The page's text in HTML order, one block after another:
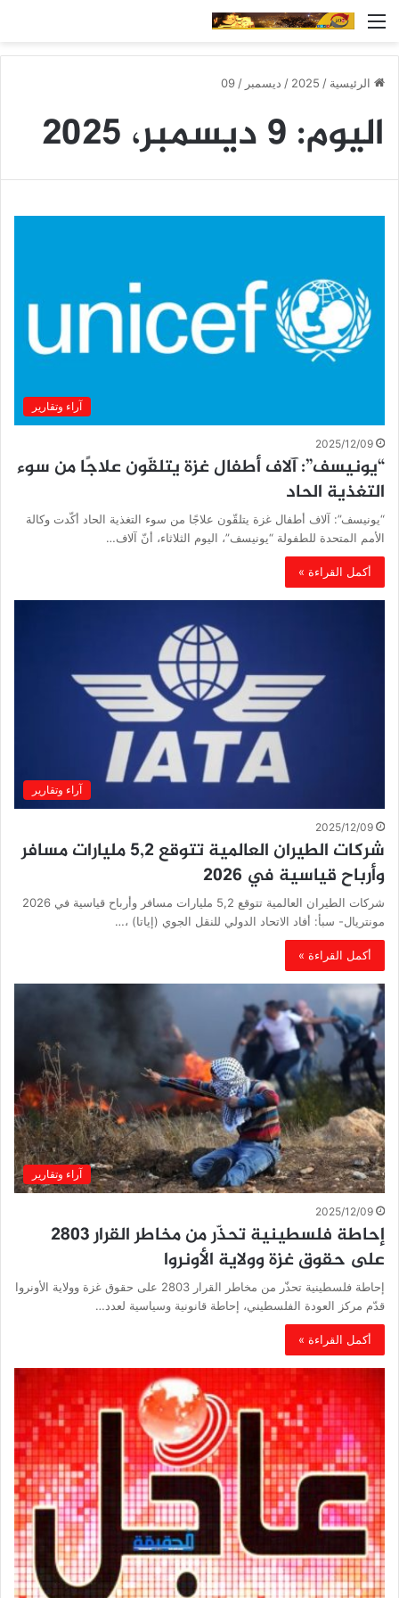
القائمة
الرئيسية /
2025
/ ديسمبر /
09
اليوم: 9 ديسمبر، 2025
آراء وتقارير
2025/12/09
“يونيسف”: آلاف أطفال غزة يتلقّون علاجًا من سوء
التغذية الحاد
“يونيسف”: آلاف أطفال غزة يتلقّون علاجًا من سوء التغذية الحاد أكّدت وكالة
الأمم المتحدة للطفولة “يونيسف”، اليوم الثلاثاء، أنّ آلاف…
أكمل القراءة »
آراء وتقارير
2025/12/09
شركات الطيران العالمية تتوقع 5,2 مليارات مسافر
وأرباح قياسية في 2026
شركات الطيران العالمية تتوقع 5,2 مليارات مسافر وأرباح قياسية في 2026
مونتريال- سبأ: أفاد الاتحاد الدولي للنقل الجوي (إياتا) ،…
أكمل القراءة »
آراء وتقارير
2025/12/09
إحاطة فلسطينية تحذّر من مخاطر القرار 2803
على حقوق غزة وولاية الأونروا
إحاطة فلسطينية تحذّر من مخاطر القرار 2803 على حقوق غزة وولاية الأونروا
قدّم مركز العودة الفلسطيني، إحاطة قانونية وسياسية لعدد…
أكمل القراءة »